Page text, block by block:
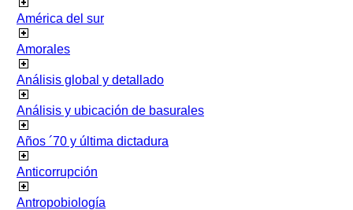
América del sur
Amorales
Análisis global y detallado
Análisis y ubicación de basurales
Años ´70 y última dictadura
Anticorrupción
Antropobiología